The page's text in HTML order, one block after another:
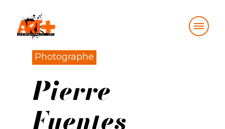
Photographe
Pierre
Fuentes